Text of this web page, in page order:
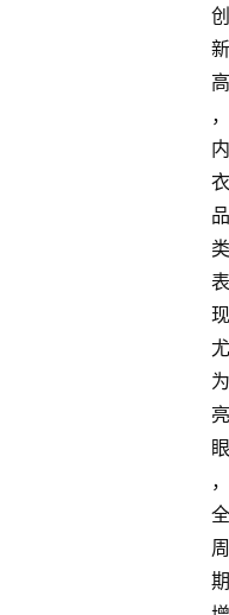
创
新
高
，
内
衣
品
类
表
现
尤
为
亮
眼
，
全
周
期